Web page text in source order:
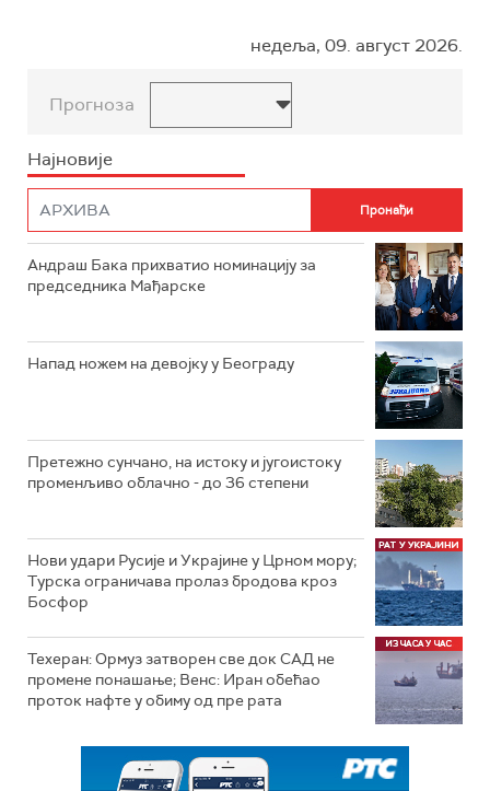
недеља, 09. август 2026.
Прогноза
Најновије
Андраш Бака прихватио номинацију за
председника Мађарске
Напад ножем на девојку у Београду
Претежно сунчано, на истоку и југоистоку
променљиво облачно - до 36 степени
Нови удари Русије и Украјине у Црном мору;
Турска ограничава пролаз бродова кроз
Босфор
Техеран: Ормуз затворен све док САД не
промене понашање; Венс: Иран обећао
проток нафте у обиму од пре рата